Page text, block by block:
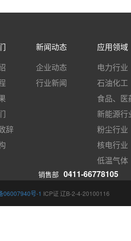
辞
新闻动态
企业动态
行业新闻
应用领域
电力行业
石油化工
食品、医
新能源行
粉尘行业
核电行业
低温气体
销售部 0411-66778105
06007940号-1 ICP证 辽B-2-4-20100116